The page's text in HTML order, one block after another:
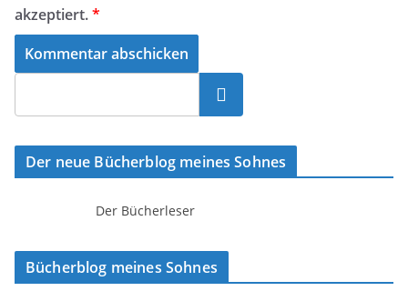
akzeptiert.*
Suchen
Der neue Bücherblog meines Sohnes
Der Bücherleser
Bücherblog meines Sohnes